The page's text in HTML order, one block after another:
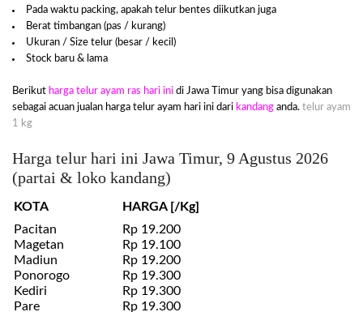
Pada waktu packing, apakah telur bentes diikutkan juga
Berat timbangan (pas / kurang)
Ukuran / Size telur (besar / kecil)
Stock baru & lama
Berikut harga telur ayam ras hari ini di Jawa Timur yang bisa digunakan
sebagai acuan jualan harga telur ayam hari ini dari kandang anda. telur ayam
1 kg
Harga telur hari ini Jawa Timur, 9 Agustus 2026
(partai & loko kandang)
KOTA
HARGA [/Kg]
Pacitan
Rp 19.200
Magetan
Rp 19.100
Madiun
Rp 19.200
Ponorogo
Rp 19.300
Kediri
Rp 19.300
Pare
Rp 19.300